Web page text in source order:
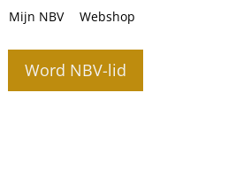
Word NBV-lid
Mijn NBV Webshop